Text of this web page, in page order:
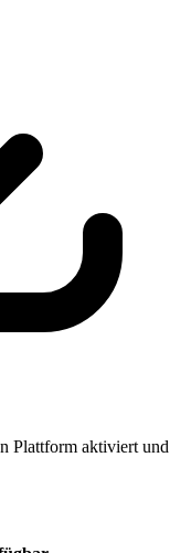
Plattform aktiviert und